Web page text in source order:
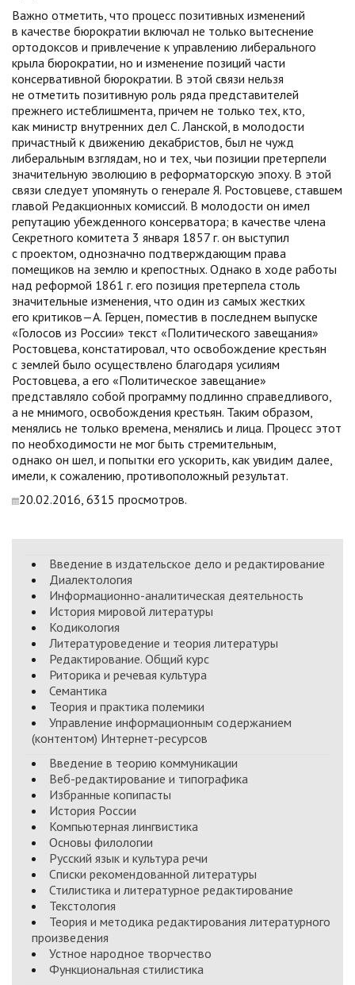
Важно отметить, что процесс позитивных изменений
в качестве бюрократии включал не только вытеснение
ортодоксов и привлечение к управлению либерального
крыла бюрократии, но и изменение позиций части
консервативной бюрократии. В этой связи нельзя
не отметить позитивную роль ряда представителей
прежнего истеблишмента, причем не только тех, кто,
как министр внутренних дел С. Ланской, в молодости
причастный к движению декабристов, был не чужд
либеральным взглядам, но и тех, чьи позиции претерпели
значительную эволюцию в реформаторскую эпоху. В этой
связи следует упомянуть о генерале Я. Ростовцеве, ставшем
главой Редакционных комиссий. В молодости он имел
репутацию убежденного консерватора; в качестве члена
Секретного комитета 3 января 1857 г. он выступил
с проектом, однозначно подтверждающим права
помещиков на землю и крепостных. Однако в ходе работы
над реформой 1861 г. его позиция претерпела столь
значительные изменения, что один из самых жестких
его критиков—А. Герцен, поместив в последнем выпуске
«Голосов из России» текст «Политического завещания»
Ростовцева, констатировал, что освобождение крестьян
с землей было осуществлено благодаря усилиям
Ростовцева, а его «Политическое завещание»
представляло собой программу подлинно справедливого,
а не мнимого, освобождения крестьян. Таким образом,
менялись не только времена, менялись и лица. Процесс этот
по необходимости не мог быть стремительным,
однако он шел, и попытки его ускорить, как увидим далее,
имели, к сожалению, противоположный результат.
20.02.2016, 6315 просмотров.
Введение в издательское дело и редактирование
Диалектология
Информационно-аналитическая деятельность
История мировой литературы
Кодикология
Литературоведение и теория литературы
Редактирование. Общий курс
Риторика и речевая культура
Семантика
Теория и практика полемики
Управление информационным содержанием
(контентом) Интернет-ресурсов
Введение в теорию коммуникации
Веб-редактирование и типографика
Избранные копипасты
История России
Компьютерная лингвистика
Основы филологии
Русский язык и культура речи
Списки рекомендованной литературы
Стилистика и литературное редактирование
Текстология
Теория и методика редактирования литературного
произведения
Устное народное творчество
Функциональная стилистика